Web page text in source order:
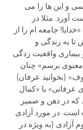
و این ها را می
آورد. مثلا در
می گوید: «خدایا! جامعه ام را از
به زندگی و
بیماری واقعیت زدگی
برسم» چنان
(بخوانید عرفان)
عرفانی» با «کمال
در ذهن و ضمیر
است. در مورد آزادی
آزادی (به ویژه در